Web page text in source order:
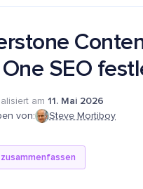
SEO
am 11. Mai 2026
von:
Steve Mortiboy